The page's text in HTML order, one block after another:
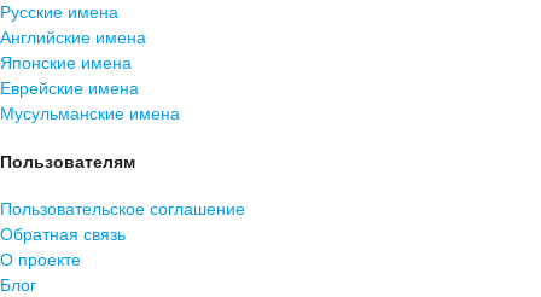
Русские имена
Английские имена
Японские имена
Еврейские имена
Мусульманские имена
Пользователям
Пользовательское соглашение
Обратная связь
О проекте
Блог